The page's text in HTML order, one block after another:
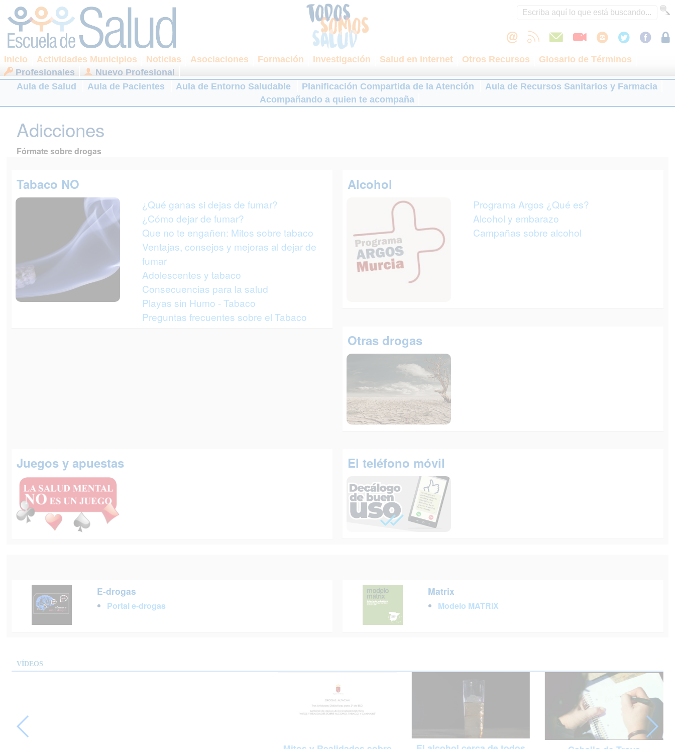
Inicio Actividades Municipios Noticias Asociaciones Formación Investigación Salud en internet Otros Recursos
Glosario de Términos
Profesionales
Nuevo Profesional
Aula de Salud
Aula de Pacientes Aula de Entorno Saludable Planificación Compartida de la Atención
Aula de Recursos Sanitarios y Farmacia
Acompañando a quien te acompaña
Adicciones
Fórmate sobre drogas
Tabaco NO
¿Qué ganas si dejas de fumar?
¿Cómo dejar de fumar?
Que no te engañen: Mitos sobre tabaco
Ventajas, consejos y mejoras al dejar de
fumar
Adolescentes y tabaco
Consecuencias para la salud
Playas sin Humo - Tabaco
Preguntas frecuentes sobre el Tabaco
Alcohol
Programa Argos ¿Qué es?
Alcohol y embarazo
Campañas sobre alcohol
Otras drogas
Juegos y apuestas El teléfono móvil
E-drogas
Portal e-drogas
Matrix
Modelo MATRIX
VÍDEOS